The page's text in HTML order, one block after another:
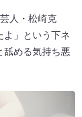
人・松崎克
よ」という下ネ
舐める気持ち悪